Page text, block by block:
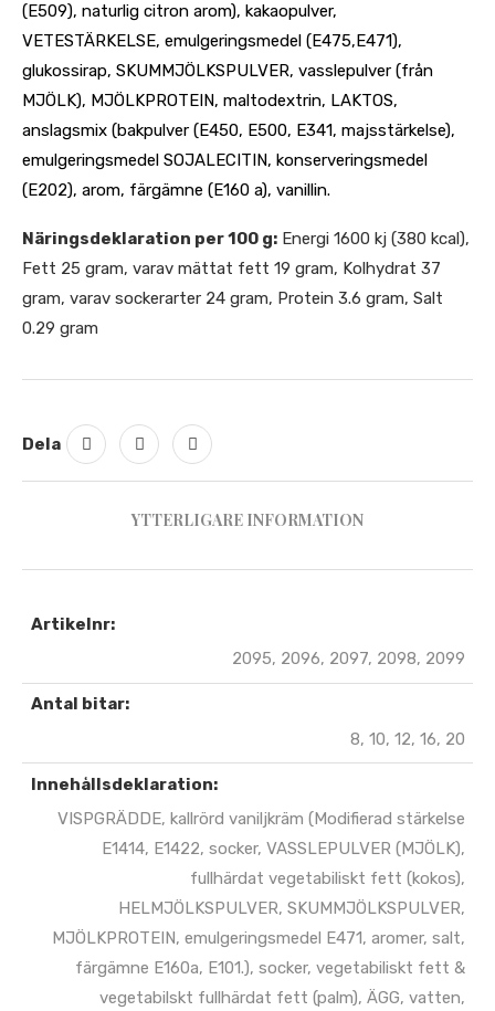
(E509), naturlig citron arom), kakaopulver,
VETESTÄRKELSE, emulgeringsmedel (E475,E471),
glukossirap, SKUMMJÖLKSPULVER, vasslepulver (från
MJÖLK), MJÖLKPROTEIN, maltodextrin, LAKTOS,
anslagsmix (bakpulver (E450, E500, E341, majsstärkelse),
emulgeringsmedel SOJALECITIN, konserveringsmedel
(E202), arom, färgämne (E160 a), vanillin.
Näringsdeklaration per 100 g: Energi 1600 kj (380 kcal),
Fett 25 gram, varav mättat fett 19 gram, Kolhydrat 37
gram, varav sockerarter 24 gram, Protein 3.6 gram, Salt
0.29 gram
Dela
YTTERLIGARE INFORMATION
Artikelnr:
2095, 2096, 2097, 2098, 2099
Antal bitar:
8, 10, 12, 16, 20
Innehållsdeklaration:
VISPGRÄDDE, kallrörd vaniljkräm (Modifierad stärkelse
E1414, E1422, socker, VASSLEPULVER (MJÖLK),
fullhärdat vegetabiliskt fett (kokos),
HELMJÖLKSPULVER, SKUMMJÖLKSPULVER,
MJÖLKPROTEIN, emulgeringsmedel E471, aromer, salt,
färgämne E160a, E101.), socker, vegetabiliskt fett &
vegetabilskt fullhärdat fett (palm), ÄGG, vatten,